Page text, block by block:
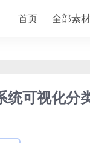
首页 全部素材
统可视化分